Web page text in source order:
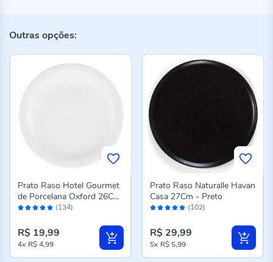
Outras opções:
Avaliação: (134)
Prato Raso Hotel Gourmet
de Porcelana Oxford 26Cm
- Branco
R$ 19,99
4x R$ 4,99
Avaliação: (102)
Prato Raso Naturalle Havan
Casa 27Cm - Preto
R$ 29,99
5x R$ 5,99